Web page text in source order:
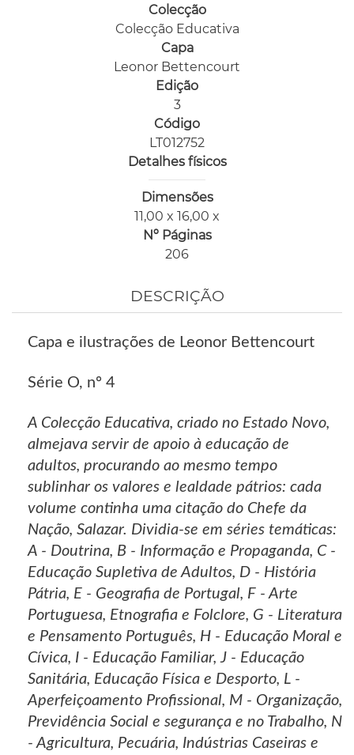
Colecção
Colecção Educativa
Capa
Leonor Bettencourt
Edição
3
Código
LT012752
Detalhes físicos
Dimensões
11,00 x 16,00 x
Nº Páginas
206
DESCRIÇÃO
Capa e ilustrações de Leonor Bettencourt
Série O, nº 4
A Colecção Educativa, criado no Estado Novo,
almejava servir de apoio à educação de
adultos, procurando ao mesmo tempo
sublinhar os valores e lealdade pátrios: cada
volume continha uma citação do Chefe da
Nação, Salazar. Dividia-se em séries temáticas:
A - Doutrina, B - Informação e Propaganda, C -
Educação Supletiva de Adultos, D - História
Pátria, E - Geografia de Portugal, F - Arte
Portuguesa, Etnografia e Folclore, G - Literatura
e Pensamento Português, H - Educação Moral e
Cívica, I - Educação Familiar, J - Educação
Sanitária, Educação Física e Desporto, L -
Aperfeiçoamento Profissional, M - Organização,
Previdência Social e segurança e no Trabalho, N
- Agricultura, Pecuária, Indústrias Caseiras e